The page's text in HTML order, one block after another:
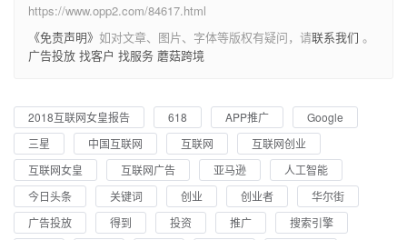
https://www.opp2.com/84617.html
《免责声明》 如对文章、图片、字体等版权有疑问，请联系我们 。
广告投放 找客户 找服务 蘑菇跨境
2018互联网女皇报告 618 APP推广
Google
三星
中国互联网 互联网
互联网创业
互联网女皇
互联网广告 亚马逊
人工智能
今日头条
关键词 创业 创业者
华尔街
广告投放
得到 投资 推广
搜索引擎